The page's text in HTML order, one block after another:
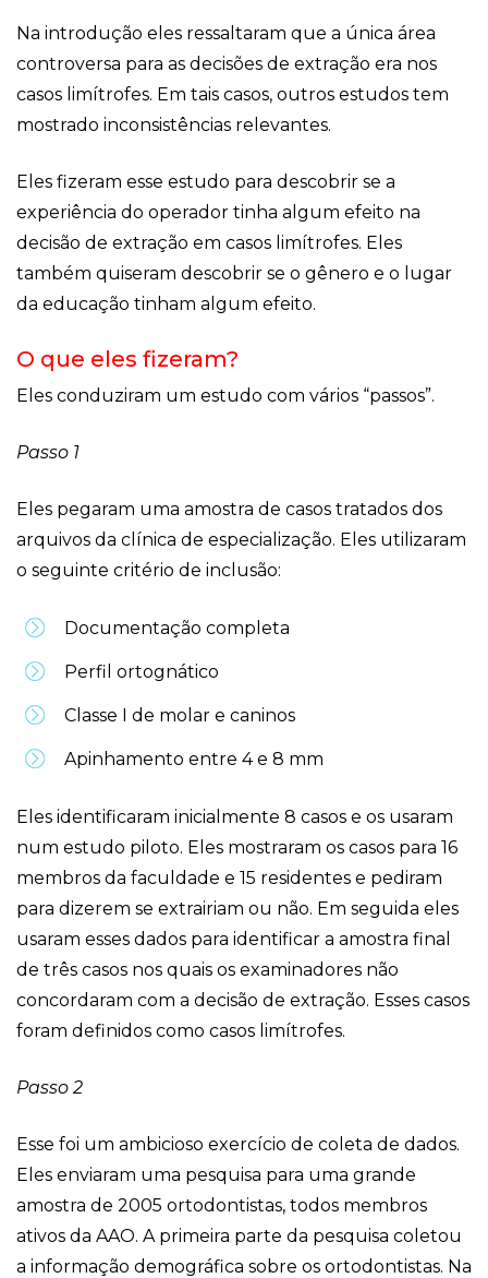
Na introdução eles ressaltaram que a única área
controversa para as decisões de extração era nos
casos limítrofes. Em tais casos, outros estudos tem
mostrado inconsistências relevantes.
Eles fizeram esse estudo para descobrir se a
experiência do operador tinha algum efeito na
decisão de extração em casos limítrofes. Eles
também quiseram descobrir se o gênero e o lugar
da educação tinham algum efeito.
O que eles fizeram?
Eles conduziram um estudo com vários “passos”.
Passo 1
Eles pegaram uma amostra de casos tratados dos
arquivos da clínica de especialização. Eles utilizaram
o seguinte critério de inclusão:
Documentação completa
Perfil ortognático
Classe I de molar e caninos
Apinhamento entre 4 e 8 mm
Eles identificaram inicialmente 8 casos e os usaram
num estudo piloto. Eles mostraram os casos para 16
membros da faculdade e 15 residentes e pediram
para dizerem se extrairiam ou não. Em seguida eles
usaram esses dados para identificar a amostra final
de três casos nos quais os examinadores não
concordaram com a decisão de extração. Esses casos
foram definidos como casos limítrofes.
Passo 2
Esse foi um ambicioso exercício de coleta de dados.
Eles enviaram uma pesquisa para uma grande
amostra de 2005 ortodontistas, todos membros
ativos da AAO. A primeira parte da pesquisa coletou
a informação demográfica sobre os ortodontistas. Na